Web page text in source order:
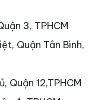
3, TPHCM
Quận Tân Bình,
Quận 12,TPHCM